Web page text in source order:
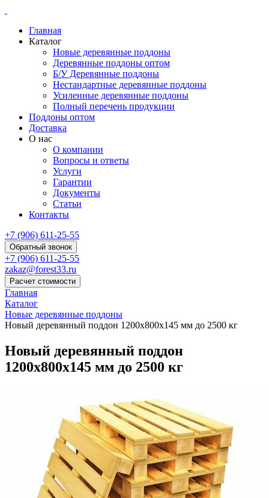
Главная
Каталог
Новые деревянные поддоны
Деревянные поддоны оптом
Б/У Деревянные поддоны
Нестандартные деревянные поддоны
Усиленные деревянные поддоны
Полный перечень продукции
Поддоны оптом
Доставка
О нас
О компании
Вопросы и ответы
Услуги
Гарантии
Документы
Статьи
Контакты
+7 (906) 611-25-55
Обратный звонок
+7 (906) 611-25-55
zakaz@forest33.ru
Расчет стоимости
Главная
Каталог
Новые деревянные поддоны
Новый деревянный поддон 1200x800x145 мм до 2500 кг
Новый деревянный поддон
1200x800x145 мм до 2500 кг